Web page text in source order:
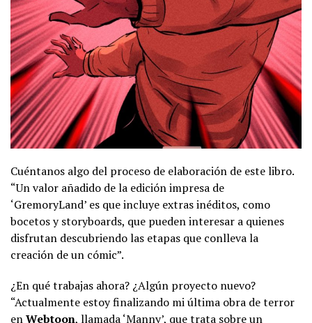
Cuéntanos algo del proceso de elaboración de este libro.
“Un valor añadido de la edición impresa de
‘GremoryLand’ es que incluye extras inéditos, como
bocetos y storyboards, que pueden interesar a quienes
disfrutan descubriendo las etapas que conlleva la
creación de un cómic”.
¿En qué trabajas ahora? ¿Algún proyecto nuevo?
“Actualmente estoy finalizando mi última obra de terror
enWebtoon, llamada ‘Manny’, que trata sobre un